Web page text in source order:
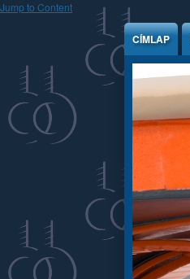
Jump to Content
CÍMLAP